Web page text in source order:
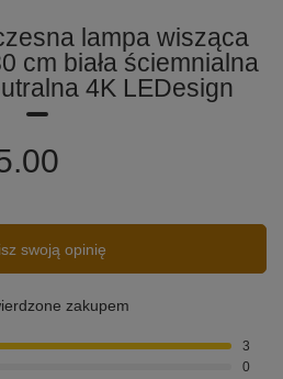
lampa wisząca
cm biała ściemnialna
4K LEDesign
swoją opinię
zakupem
3
0